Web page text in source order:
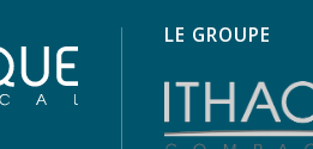
LE GROUPE